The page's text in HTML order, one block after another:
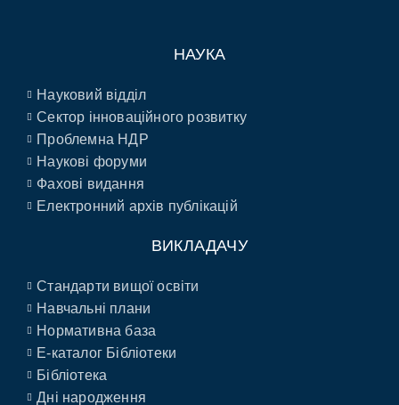
НАУКА
Науковий відділ
Сектор інноваційного розвитку
Проблемна НДР
Наукові форуми
Фахові видання
Електронний архів публікацій
ВИКЛАДАЧУ
Стандарти вищої освіти
Навчальні плани
Нормативна база
E-каталог Бібліотеки
Бібліотека
Дні народження